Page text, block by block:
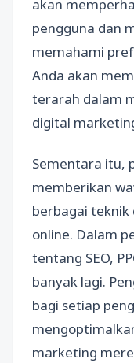
akan
pengguna dan
memahami
Anda akan
terarah dalam
digital
Sementara itu,
memberikan
berbagai
online. Dalam
tentang SEO,
banyak lagi.
bagi setiap
marketing